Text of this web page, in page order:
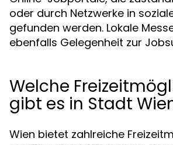
oder durch Netzwerke in
gefunden werden. Lokale
ebenfalls Gelegenheit zur
Welche
gibt es in Stadt
Wien bietet zahlreiche